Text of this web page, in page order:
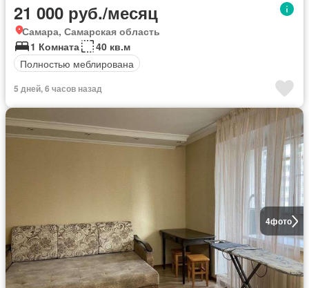
21 000 руб./месяц
Самара, Самарская область
1 Комната
40 кв.м
Полностью меблирована
5 дней, 6 часов назад
4фото